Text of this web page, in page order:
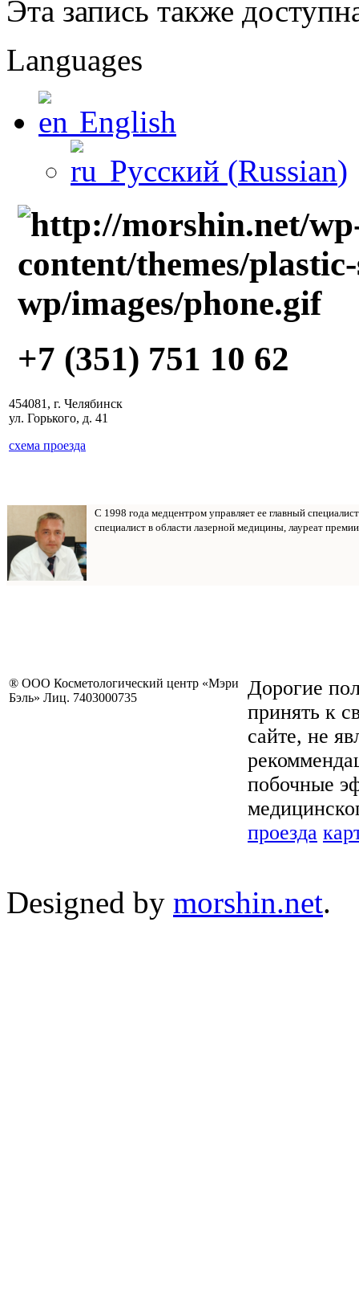
Эта запись также
Languages
English
Русский (Russian)
+7 (351) 751 10 62
454081, г. Челябинск
ул. Горького, д. 41
схема проезда
С 1998 года медцентром управляет ее главный
специалист в области лазерной медицины, лауреат
® ООО Косметологический центр «Мэри
Бэль» Лиц. 7403000735
Дорогие
принять к
сайте, не
побочные
проезда
Designed by morshin.net.